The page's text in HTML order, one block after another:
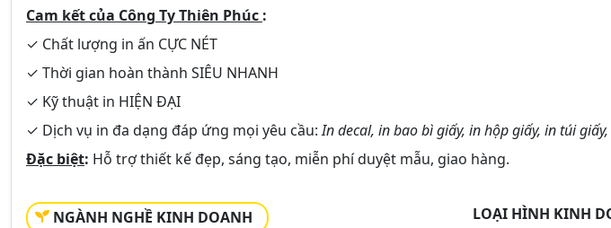
Cam kết của Công Ty Thiên Phúc :
✓ Chất lượng in ấn CỰC NÉT
✓ Thời gian hoàn thành SIÊU NHANH
✓ Kỹ thuật in HIỆN ĐẠI
✓ Dịch vụ in đa dạng đáp ứng mọi yêu cầu:In decal, in bao bì giấy, in hộp giấy, in túi
Đặc biệt: Hỗ trợ thiết kế đẹp, sáng tạo, miễn phí duyệt mẫu, giao hàng.
NGÀNH NGHỀ KINH DOANH LOẠI HÌNH KINH